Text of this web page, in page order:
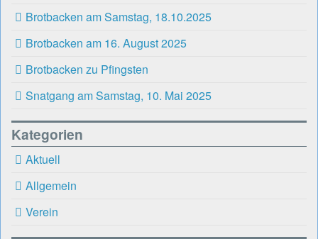
Brotbacken am Samstag, 18.10.2025
Brotbacken am 16. August 2025
Brotbacken zu Pfingsten
Snatgang am Samstag, 10. Mai 2025
Kategorien
Aktuell
Allgemein
Verein